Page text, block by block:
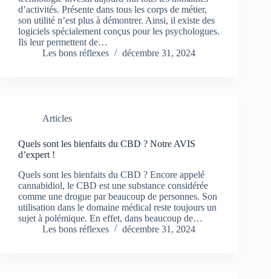
d’activités. Présente dans tous les corps de métier,
son utilité n’est plus à démontrer. Ainsi, il existe des
logiciels spécialement conçus pour les psychologues.
Ils leur permettent de…
Les bons réflexes
décembre 31, 2024
Articles
Quels sont les bienfaits du CBD ? Notre AVIS
d’expert !
Quels sont les bienfaits du CBD ? Encore appelé
cannabidiol, le CBD est une substance considérée
comme une drogue par beaucoup de personnes. Son
utilisation dans le domaine médical reste toujours un
sujet à polémique. En effet, dans beaucoup de…
Les bons réflexes
décembre 31, 2024